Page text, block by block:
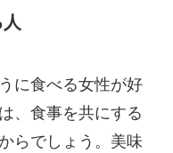
に食べる女性が好
、食事を共にする
らでしょう。美味